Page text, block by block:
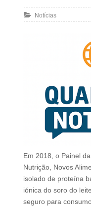
Notícias
Em 2018, o Painel
Nutrição, Novos
isolado de proteína
iónica do soro do
seguro para